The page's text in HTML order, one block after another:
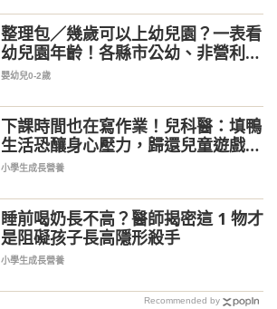
整理包／幾歲可以上幼兒園？一表看
幼兒園年齡！各縣市公幼、非營利幼
兒園抽籤、報名時程一次看
嬰幼兒0-2歲
下課時間也在寫作業！兒科醫：填鴨
生活恐釀身心壓力，歸還兒童遊戲權
可促進多種能力發展
小學生成長營養
睡前喝奶長不高？醫師揭密這 1 物才
是阻礙孩子長高隱形殺手
小學生成長營養
Recommended by